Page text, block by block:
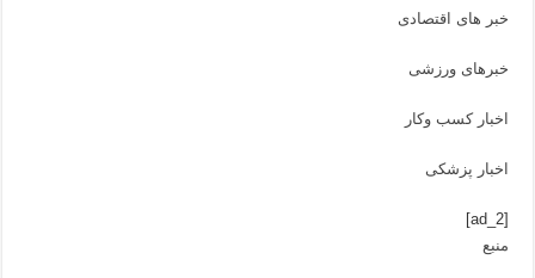
خبر های اقتصادی
خبرهای ورزشی
اخبار کسب وکار
اخبار پزشکی
[ad_2]
منبع